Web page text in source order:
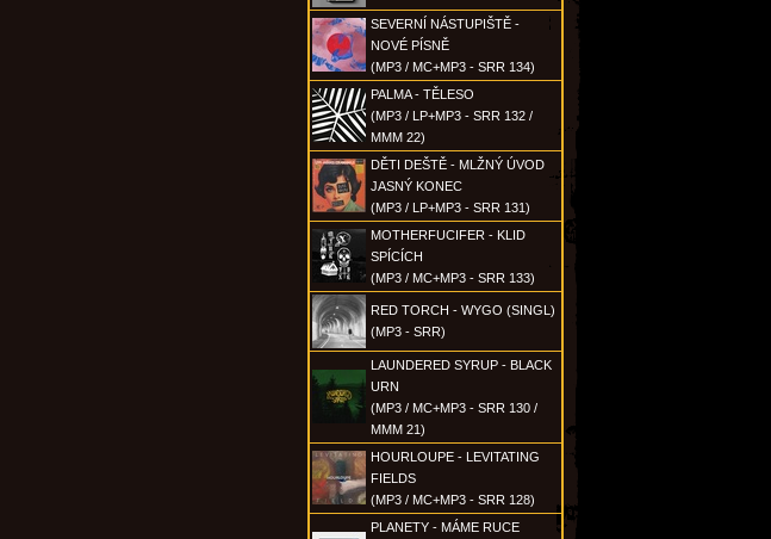
SEVERNÍ NÁSTUPIŠTĚ -
NOVÉ PÍSNĚ
(MP3 / MC+MP3 - SRR 134)
PALMA - TĚLESO
(MP3 / LP+MP3 - SRR 132 /
MMM 22)
DĚTI DEŠTĚ - MLŽNÝ ÚVOD
JASNÝ KONEC
(MP3 / LP+MP3 - SRR 131)
MOTHERFUCIFER - KLID
SPÍCÍCH
(MP3 / MC+MP3 - SRR 133)
RED TORCH - WYGO (SINGL)
(MP3 - SRR)
LAUNDERED SYRUP - BLACK
URN
(MP3 / MC+MP3 - SRR 130 /
MMM 21)
HOURLOUPE - LEVITATING
FIELDS
(MP3 / MC+MP3 - SRR 128)
PLANETY - MÁME RUCE